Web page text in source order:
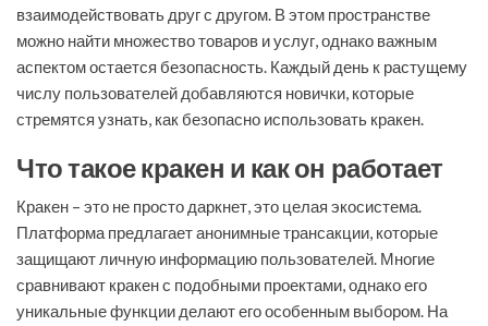
взаимодействовать друг с другом. В этом пространстве
можно найти множество товаров и услуг, однако важным
аспектом остается безопасность. Каждый день к растущему
числу пользователей добавляются новички, которые
стремятся узнать, как безопасно использовать кракен.
Что такое кракен и как он работает
Кракен – это не просто даркнет, это целая экосистема.
Платформа предлагает анонимные трансакции, которые
защищают личную информацию пользователей. Многие
сравнивают кракен с подобными проектами, однако его
уникальные функции делают его особенным выбором. На